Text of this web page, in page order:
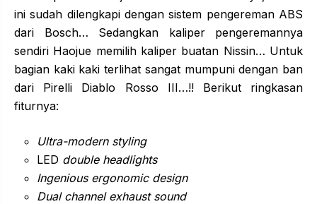
ini sudah dilengkapi dengan sistem pengereman ABS
dari Bosch… Sedangkan kaliper pengeremannya
sendiri Haojue memilih kaliper buatan Nissin… Untuk
bagian kaki kaki terlihat sangat mumpuni dengan ban
dari Pirelli Diablo Rosso III…!! Berikut ringkasan
fiturnya:
Ultra-modern styling
LED double headlights
Ingenious ergonomic design
Dual channel exhaust sound